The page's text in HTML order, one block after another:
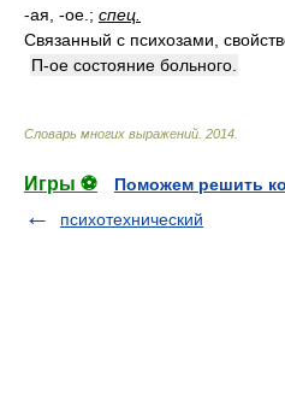
-ая, -ое.; спец.
Связанный с психозами,
П-ое состояние больного.
Словарь многих выражений 2014
Игры ⚽
Поможем решить
психотехнический